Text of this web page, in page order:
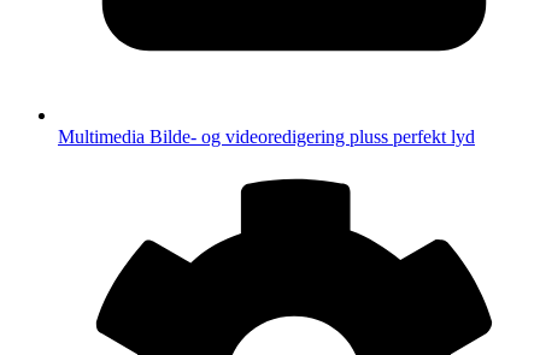
Multimedia Bilde- og videoredigering pluss perfekt lyd